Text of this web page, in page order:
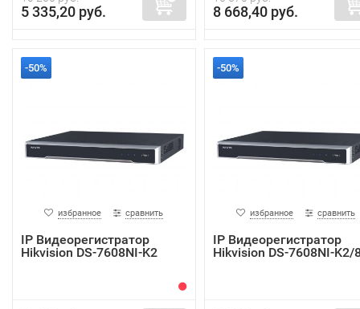
5 335,20 руб. 8 668,40 руб.
-50%
избранное сравнить
IP Видеорегистратор
Hikvision DS-7608NI-K2
-50%
избранное сравнить
IP Видеорегистратор
Hikvision DS-7608NI-K2/